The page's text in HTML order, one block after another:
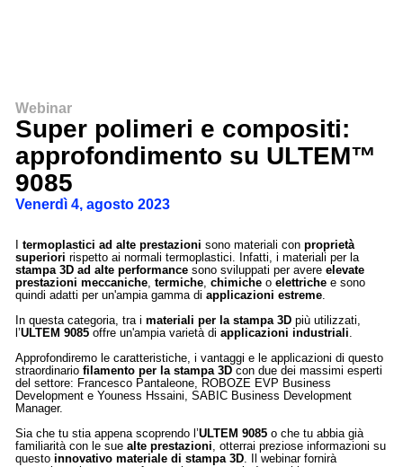
Webinar
Super polimeri e compositi:
approfondimento su ULTEM™
9085
venerdì 4, agosto 2023
termoplastici ad alte prestazioni sono materiali con proprietà
superiori rispetto ai normali termoplastici. Infatti, i materiali per la
stampa 3D ad alte performancesono sviluppati per avere elevate
prestazioni meccaniche, termiche, chimicheo elettrichee sono
quindi adatti per un'ampia gamma di applicazioni estreme.
In questa categoria, tra i materiali per la stampa 3Dpiù utilizzati,
l’ULTEM 9085offre un'ampia varietà di applicazioni industriali.
Approfondiremo le caratteristiche, i vantaggi e le applicazioni di questo
straordinario filamento per la stampa 3Dcon due dei massimi esperti
del settore: Francesco Pantaleone, ROBOZE EVP Business
Development e Youness Hssaini, SABIC Business Development
Manager.
Sia che tu stia appena scoprendo l’ULTEM 9085o che tu abbia già
familiarità con le sue alte prestazioni, otterrai preziose informazioni su
questo innovativo materiale di stampa 3D. Il webinar fornirà